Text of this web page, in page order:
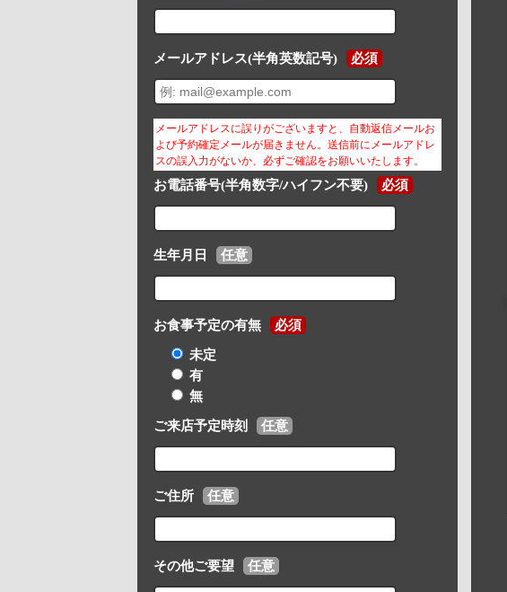
メールアドレス(半角英数記号) 必須
メールアドレスに誤りがございますと、自動返信メールお
よび予約確定メールが届きません。送信前にメールアドレ
スの誤入力がないか、必ずご確認をお願いいたします。
お電話番号(半角数字/ハイフン不要) 必須
生年月日 任意
お食事予定の有無 必須
未定
有
無
ご来店予定時刻 任意
ご住所 任意
その他ご要望 任意